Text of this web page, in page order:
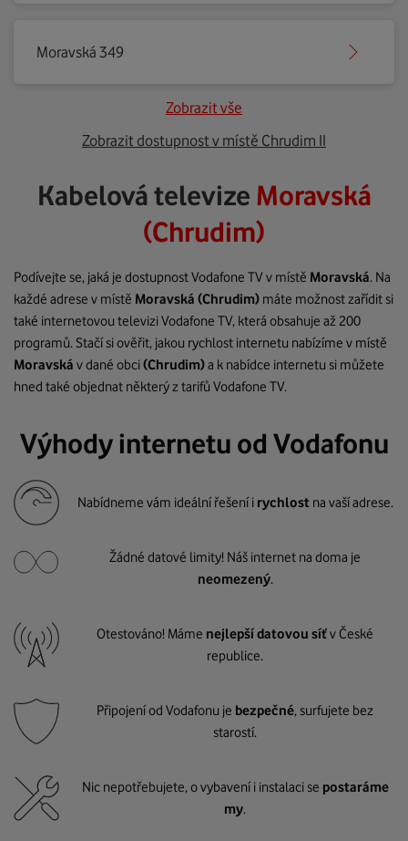
Moravská 349
Zobrazit vše
Zobrazit dostupnost v místě Chrudim II
Kabelová televize Moravská
(Chrudim)
Podívejte se, jaká je dostupnost Vodafone TV v místě Moravská. Na
každé adrese v místě Moravská (Chrudim) máte možnost zařídit si
také internetovou televizi Vodafone TV, která obsahuje až 200
programů. Stačí si ověřit, jakou rychlost internetu nabízíme v místě
Moravská v dané obci(Chrudim)a k nabídce internetu si můžete
hned také objednat některý z tarifů Vodafone TV.
Výhody internetu od Vodafonu
Nabídneme vám ideální řešení i rychlost na vaší adrese.
Žádné datové limity! Náš internet na doma je
neomezený.
Otestováno! Máme nejlepší datovou síťv České
republice.
Připojení od Vodafonu je bezpečné, surfujete bez
starostí.
Nic nepotřebujete, o vybavení i instalaci se postaráme
my.